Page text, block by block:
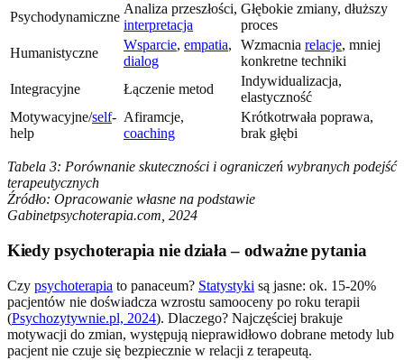
Psychodynamiczne
Analiza przeszłości,
interpretacja
Głębokie zmiany, dłuższy
proces
Humanistyczne
Wsparcie, empatia,
dialog
Wzmacnia relacje, mniej
konkretne techniki
Integracyjne
Łączenie metod
Indywidualizacja,
elastyczność
Motywacyjne/self-
help
Afiramcje,
coaching
Krótkotrwała poprawa,
brak głębi
Tabela 3: Porównanie skuteczności i ograniczeń wybranych podejść
terapeutycznych
Źródło: Opracowanie własne na podstawie
Gabinetpsychoterapia.com, 2024
Kiedy psychoterapia nie działa – odważne pytania
Czy psychoterapia to panaceum? Statystyki są jasne: ok. 15-20%
pacjentów nie doświadcza wzrostu samooceny po roku terapii
(Psychozytywnie.pl, 2024). Dlaczego? Najczęściej brakuje
motywacji do zmian, występują nieprawidłowo dobrane metody lub
pacjent nie czuje się bezpiecznie w relacji z terapeutą.